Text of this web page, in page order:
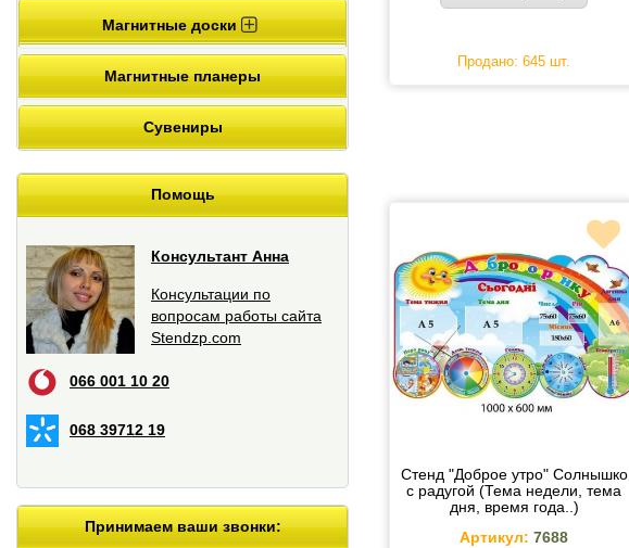
Магнитные доски
Магнитные планеры
Сувениры
Помощь
Консультант Анна
Консультации по
вопросам работы сайта
Stendzp.com
066 001 10 20
068 39712 19
Принимаем ваши звонки:
Продано: 645 шт.
Стенд "Доброе утро" Солнышко
с радугой (Тема недели, тема
дня, время года..)
Артикул: 7688